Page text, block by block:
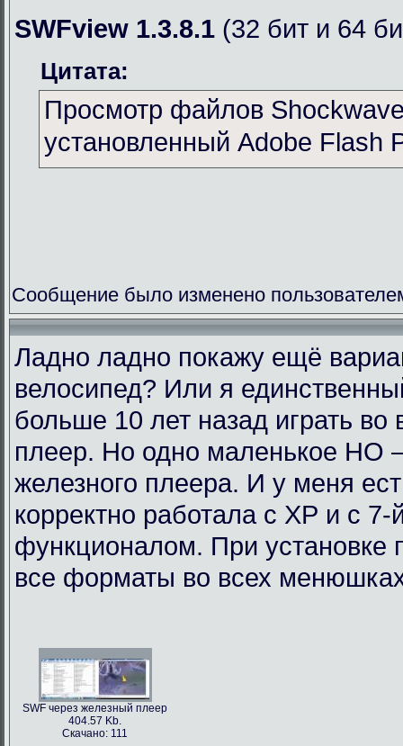
SWFview 1.3.8.1 (32 бит и 64
Цитата:
Просмотр файлов
установленный Adobe Flash
Сообщение было изменено
Ладно ладно покажу ещё
велосипед? Или я
больше 10 лет назад играть
плеер. Но одно маленькое НО
железного плеера. И у меня
корректно работала с ХР и с
функционалом. При установке
все форматы во всех
SWF через железный плеер
404.57 Kb.
Скачано: 111